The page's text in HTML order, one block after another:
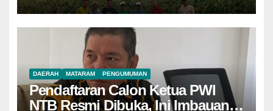
DAERAH MATARAM PENGUMUMAN
Pendaftaran Calon Ketua PWI
NTB Resmi Dibuka, Ini Imbauan